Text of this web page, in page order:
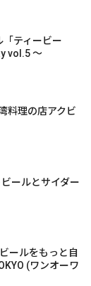
ティービー
vol.5 〜
料理の店アクビ
ールとサイダー
ールをもっと自
(ワンオーワ